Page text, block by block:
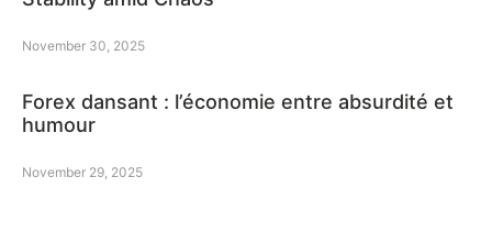
November 30, 2025
Forex dansant : l’économie entre absurdité et
humour
November 29, 2025